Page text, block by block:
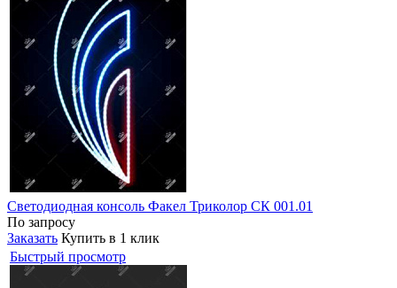
Светодиодная консоль Факел Триколор СК 001.01
По запросу
Заказать Купить в 1 клик
Быстрый просмотр